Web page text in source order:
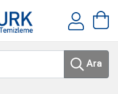
Ara